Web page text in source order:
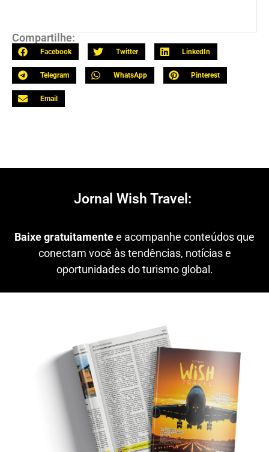
Compartilhe:
Facebook Twitter LinkedIn
Telegram WhatsApp Pinterest
Email
Jornal Wish Travel:
Baixe gratuitamentee acompanhe conteúdos que
conectam você às tendências, notícias e
oportunidades do turismo global.